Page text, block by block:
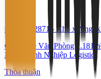
#TS53052871 - Kho xưởng,
Cho Thuê Văn Phòng
Hợp Doanh Nghiệp Logistics
Thỏa thuận